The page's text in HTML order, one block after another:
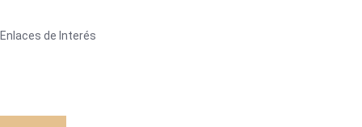
Enlaces de Interés